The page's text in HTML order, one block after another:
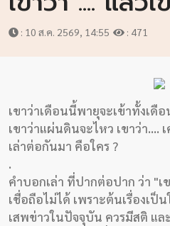
วิจัย
พอด
คลิป
เกี่ยว
กับ
เรา
: 10 ส.ค. 2569, 14:55 : 471
เขาว่าเดือนนี้พายุจะเข้าทั้งเดื
เขาว่าแผ่นดินจะไหว เขาว่า....
เล่าต่อกันมา คือใคร ?
.
คำบอกเล่า ที่ปากต่อปาก ว่า "เข
เชื่อถือไม่ได้ เพราะต้นเรื่องเป็
เสพข่าวในปัจจุบัน ควรมีสติ แ